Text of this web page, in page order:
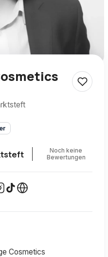
Noch keine
Bewertungen
Cosmetics